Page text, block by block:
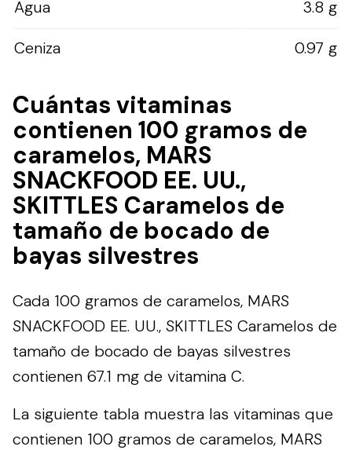
Agua
3.8 g
Ceniza
0.97 g
Cuántas vitaminas
contienen 100 gramos de
caramelos, MARS
SNACKFOOD EE. UU.,
SKITTLES Caramelos de
tamaño de bocado de
bayas silvestres
Cada 100 gramos de caramelos, MARS
SNACKFOOD EE. UU., SKITTLES Caramelos de
tamaño de bocado de bayas silvestres
contienen 67.1 mg de vitamina C.
La siguiente tabla muestra las vitaminas que
contienen 100 gramos de caramelos, MARS